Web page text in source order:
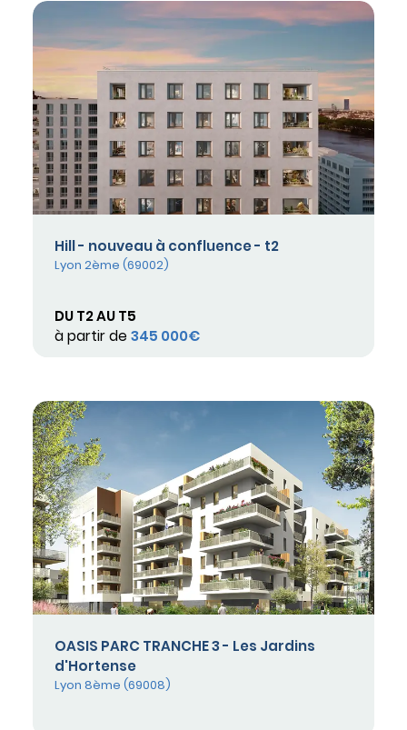
Hill - nouveau à confluence - t2
Lyon 2ème (69002)
DU T2 AU T5
à partir de 345 000€
OASIS PARC TRANCHE 3 - Les Jardins
d'Hortense
Lyon 8ème (69008)